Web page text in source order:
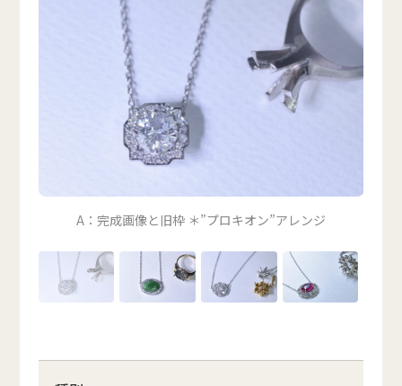
A：完成画像と旧枠 ＊”プロキオン”アレンジ